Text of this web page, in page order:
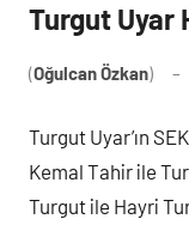
Turgut Uyar
(Oğulcan Özkan)
Turgut Uyar’ın
Kemal Tahir ile
Turgut ile Hayri